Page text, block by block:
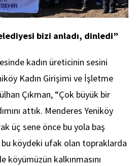
bizi anladı, dinledi”
kadın üreticinin sesini
Kadın Girişimi ve İşletme
Çıkman, “Çok büyük bir
attık. Menderes Yeniköy
üç sene önce bu yola baş
köydeki ufak olan topraklarda
köyümüzün kalkınmasını